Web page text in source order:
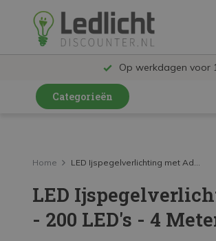
Op werkdagen voor
Categorieën
LED Railspots
LED Panelen
LED TL
Home LED Ijspegelverlichting met Ad...
LED
- 200 LED's - 4